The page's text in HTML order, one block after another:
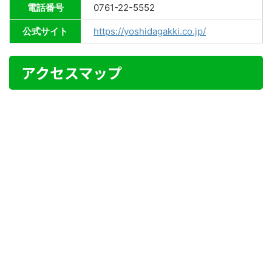
電話番号 0761-22-5552
公式サイト https://yoshidagakki.co.jp/
アクセスマップ